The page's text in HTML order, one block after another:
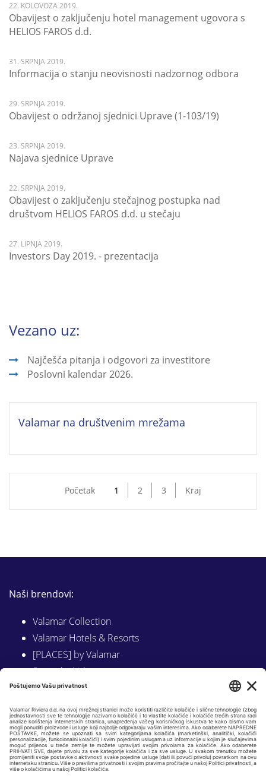
22. KOLOVOZA 2019.
Obavijest o zaključenju hotel management ugovora s
HELIOS FAROS d.d.
31. SRPNJA 2019.
Informacija o stanju neovisnosti nadzornog odbora
29. SRPNJA 2019.
Obavijest o održanoj sjednici Uprave (1-103/19)
23. SRPNJA 2019.
Najava sjednice Uprave
22. SRPNJA 2019.
Obavijest o zaključenju stečajnog postupka nad
društvom HELIOS FAROS d.d. u stečaju
27. LIPNJA 2019.
Investors Day 2019. - prezentacija
Vezano uz:
Najčešća pitanja i odgovori za investitore
Poslovni kalendar 2026.
Valamar na društvenim mrežama
Početak 1 2 3 Kraj
Naši brendovi:
Valamar Collection
Valamar Hotels & Resorts
[PLACES] by Valamar
Sunny by Valamar
Valamar Camping
Istraži na Valamar.com
Slijedite nas na: